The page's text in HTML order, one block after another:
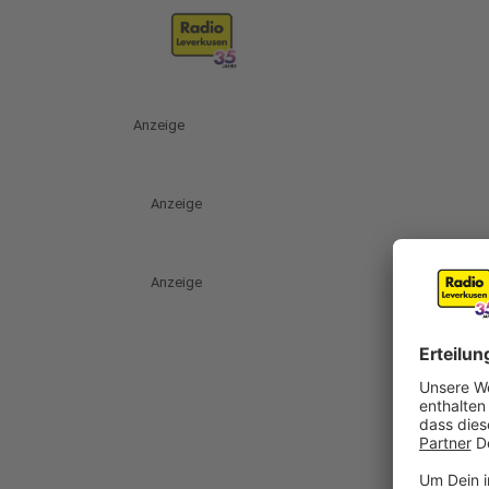
Anzeige
Anzeige
Anzeige